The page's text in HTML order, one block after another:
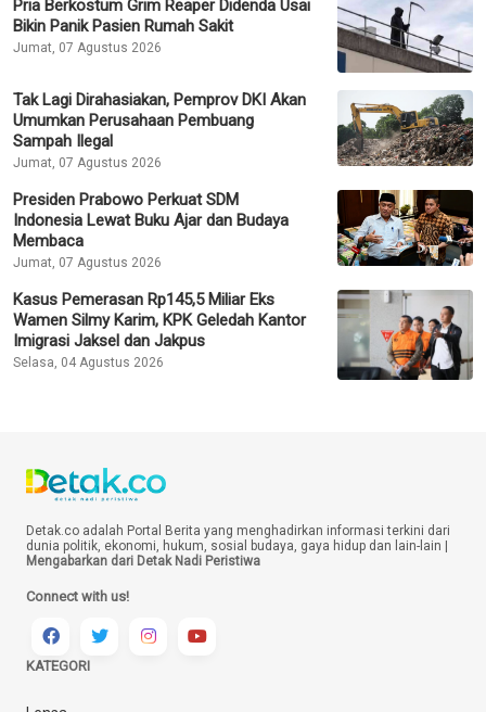
Pria Berkostum Grim Reaper Didenda Usai
Bikin Panik Pasien Rumah Sakit
Jumat, 07 Agustus 2026
Tak Lagi Dirahasiakan, Pemprov DKI Akan
Umumkan Perusahaan Pembuang
Sampah Ilegal
Jumat, 07 Agustus 2026
Presiden Prabowo Perkuat SDM
Indonesia Lewat Buku Ajar dan Budaya
Membaca
Jumat, 07 Agustus 2026
Kasus Pemerasan Rp145,5 Miliar Eks
Wamen Silmy Karim, KPK Geledah Kantor
Imigrasi Jaksel dan Jakpus
Selasa, 04 Agustus 2026
Detak.co adalah Portal Berita yang menghadirkan informasi terkini dari
dunia politik, ekonomi, hukum, sosial budaya, gaya hidup dan lain-lain |
Mengabarkan dari Detak Nadi Peristiwa
Connect with us!
KATEGORI